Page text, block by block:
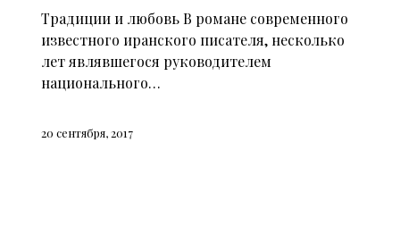
Традиции и любовь В романе современного
известного иранского писателя, несколько
лет являвшегося руководителем
национального…
20 сентября, 2017